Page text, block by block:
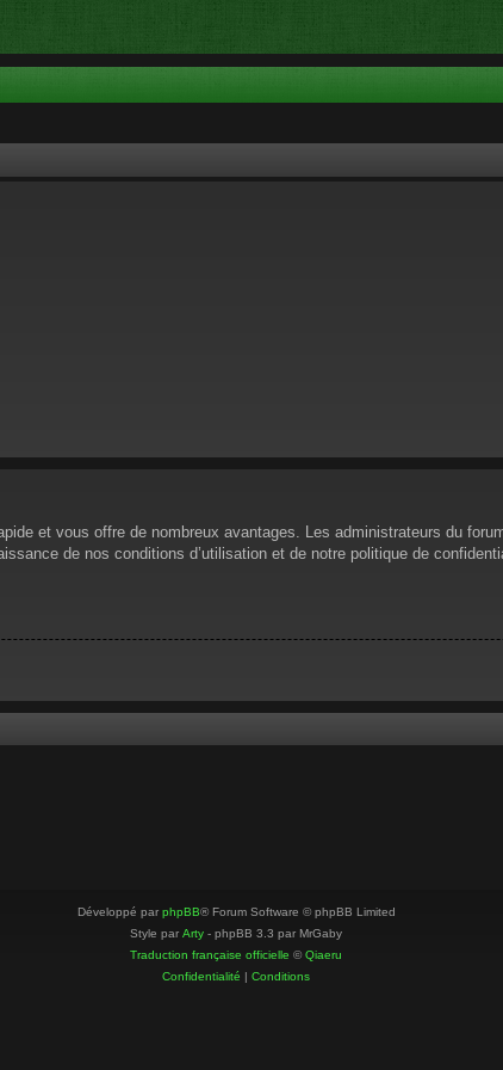
et vous offre de nombreux avantages. Les administrateurs du
de nos conditions d’utilisation et de notre politique de
Développé par phpBB® Forum Software © phpBB Limited
Style par Arty - phpBB 3.3 par MrGaby
Traduction française officielle ©Qiaeru
Confidentialité | Conditions